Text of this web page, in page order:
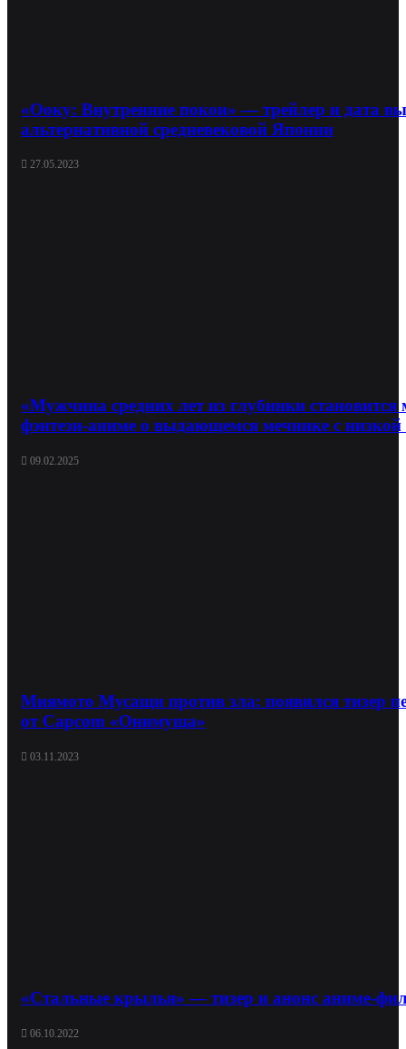
«Ооку: Внутренние покои» — трейлер и дата
альтернативной средневековой Японии
27.05.2023
«Мужчина средних лет из глубинки
фэнтези-аниме о выдающемся мечнике с низкой
09.02.2025
Миямото Мусащи против зла: появился тизер
от Capcom «Онимуща»
03.11.2023
«Стальные крылья» — тизер и анонс аниме-
06.10.2022